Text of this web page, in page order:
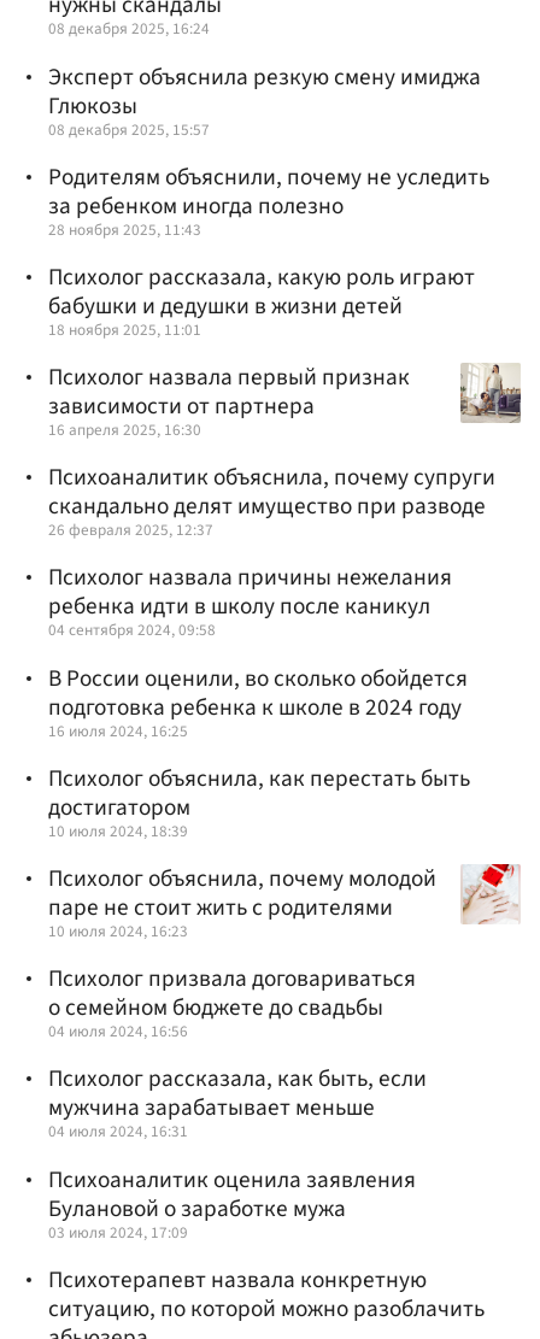
08 декабря 2025, 16:24
Эксперт объяснила резкую смену имиджа
Глюкозы
08 декабря 2025, 15:57
Родителям объяснили, почему не уследить
за ребенком иногда полезно
28 ноября 2025, 11:43
Психолог рассказала, какую роль играют
бабушки и дедушки в жизни детей
18 ноября 2025, 11:01
Психолог назвала первый признак
зависимости от партнера
16 апреля 2025, 16:30
Психоаналитик объяснила, почему супруги
скандально делят имущество при разводе
26 февраля 2025, 12:37
Психолог назвала причины нежелания
ребенка идти в школу после каникул
04 сентября 2024, 09:58
В России оценили, во сколько обойдется
подготовка ребенка к школе в 2024 году
16 июля 2024, 16:25
Психолог объяснила, как перестать быть
достигатором
10 июля 2024, 18:39
Психолог объяснила, почему молодой
паре не стоит жить с родителями
10 июля 2024, 16:23
Психолог призвала договариваться
о семейном бюджете до свадьбы
04 июля 2024, 16:56
Психолог рассказала, как быть, если
мужчина зарабатывает меньше
04 июля 2024, 16:31
Психоаналитик оценила заявления
Булановой о заработке мужа
03 июля 2024, 17:09
Психотерапевт назвала конкретную
ситуацию, по которой можно разоблачить